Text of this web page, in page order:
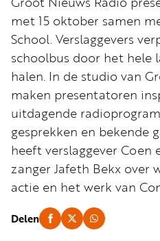
met 15 oktober samen
School. Verslaggevers
schoolbus door het hele
halen. In de studio van
maken presentatoren
uitdagende
gesprekken en bekende
heeft verslaggever
zanger Jafeth Bekx over
actie en het werk van
Delen
nu
vriend
Businessclub
Adverteren
Winkel
Privacy
reglement
Algemene
voorwaarden